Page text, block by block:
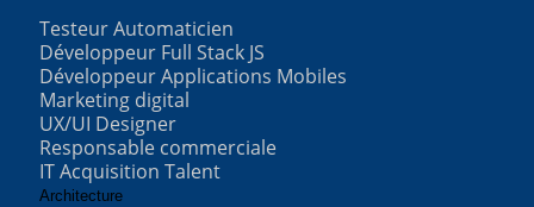
Testeur Automaticien
Développeur Full Stack JS
Développeur Applications Mobiles
Marketing digital
UX/UI Designer
Responsable commerciale
IT Acquisition Talent
Architecture